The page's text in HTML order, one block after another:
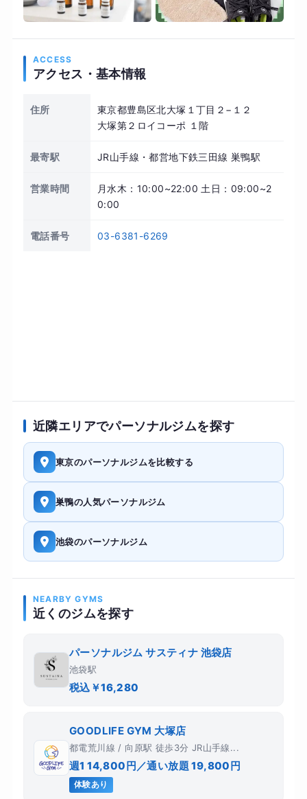
ACCESS
アクセス・基本情報
住所
東京都豊島区北大塚１丁目２−１２
大塚第２ロイコーポ １階
最寄駅 JR山手線・都営地下鉄三田線 巣鴨駅
営業時間
月水木：10:00~22:00 土日：09:00~2
0:00
電話番号 03-6381-6269
近隣エリアでパーソナルジムを探す
東京のパーソナルジムを比較する
巣鴨の人気パーソナルジム
池袋のパーソナルジム
NEARBY GYMS
近くのジムを探す
パーソナルジム サスティナ 池袋店
池袋駅
税込￥16,280
GOODLIFE GYM 大塚店
都電荒川線 / 向原駅 徒歩3分 JR山手線...
週1 14,800円／通い放題 19,800円
体験あり